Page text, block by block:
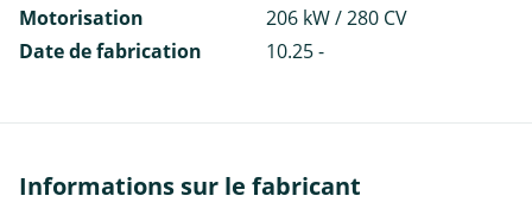
Motorisation
206 kW / 280 CV
Date de fabrication
10.25 -
Informations sur le fabricant